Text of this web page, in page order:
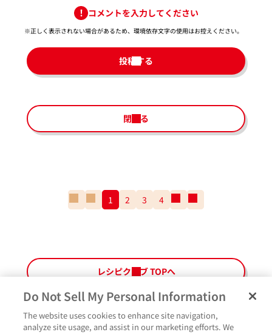
コメントを入力してください
※正しく表示されない場合があるため、環境依存文字の使用はお控えください。​
投稿する
閉じる
番
ペ
ー
ジ
の
1 2 3 4
の
番
ペ
ー
レシピクラブ TOPへ
ペ
ー
よくあるご質問 ご利用規約Glicoメンバーズ会員規約プライバシーポリシー
Do Not Sell My Personal Information
The website uses cookies to enhance site navigation,
analyze site usage, and assist in our marketing efforts. We